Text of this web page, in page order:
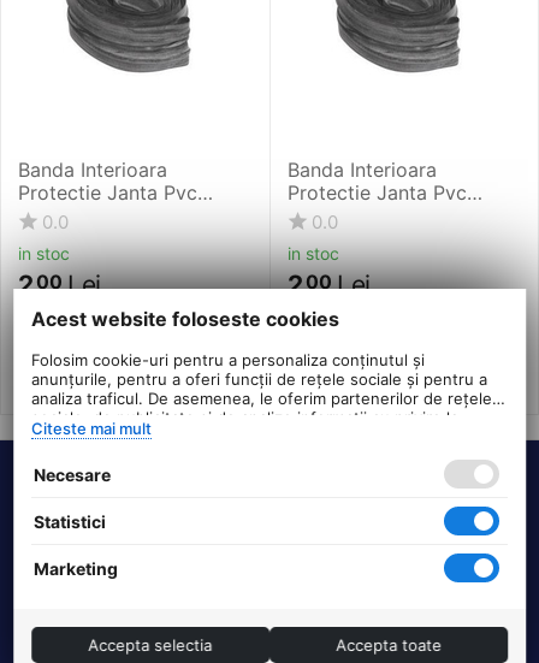
Banda Interioara
Protectie Janta Pvc
Rubena - 27.5 Inch,
13x584 mm
0.0
in stoc
PRP:
200 Lei
Banda Interioara
Protectie Janta Pvc
Rubena - 26 Inch, 13 x
590 mm
0.0
in stoc
PRP:
200 Lei
DHS Bike Parts
Suport clienti
Acest website foloseste cookies
Folosim cookie-uri pentru a personaliza conținutul și
anunțurile, pentru a oferi funcții de rețele sociale și pentru a
analiza traficul. De asemenea, le oferim partenerilor de rețele
sociale, de publicitate și de analize informații cu privire la
modul în care folosiți site-ul nostru. Aceștia le pot combina cu
serviciilor lor.
Citeste mai mult
Necesare
Statistici
Marketing
Accepta selectia Accepta toate